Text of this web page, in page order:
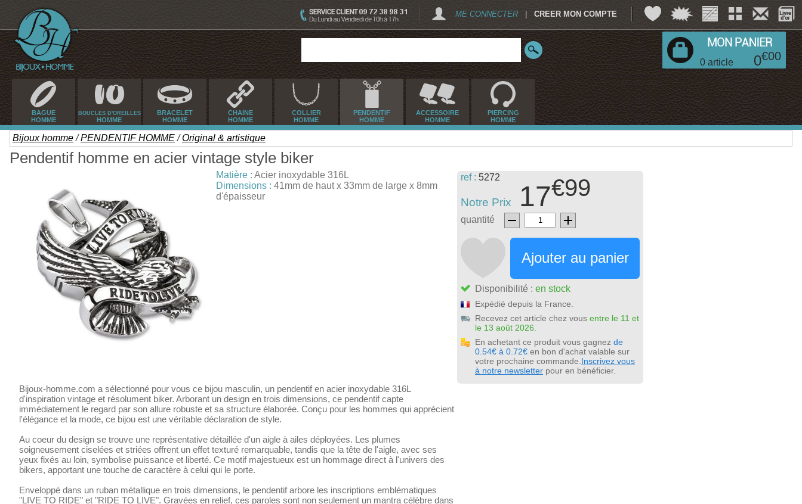
0 article 0€00
ME CONNECTER CREER MON COMPTE
BAGUE
HOMME
BOUCLES D'OREILLES
HOMME
BRACELET
HOMME
CHAINE
HOMME
COLLIER
HOMME
PENDENTIF
HOMME
ACCESSOIRE
HOMME
PIERCING
HOMME
Bijoux homme/PENDENTIF HOMME/Original & artistique
Pendentif homme en acier vintage style biker
ref : 5272
Notre Prix 17€99
quantité
Ajouter au panier
Disponibilité : en stock
Expédié depuis la France.
Recevez cet article chez vous entre le 11 et
le 13 août 2026.
En achetant ce produit vous gagnez de
0.54€ à 0.72€ en bon d'achat valable sur
votre prochaine commande. Inscrivez vous
à notre newsletter pour en bénéficier.
Matière : Acier inoxydable 316L
Dimensions : 41mm de haut x 33mm de large x 8mm
d'épaisseur
Bijoux-homme.com a sélectionné pour vous ce bijou masculin, un pendentif en acier inoxydable 316L
d'inspiration vintage et résolument biker. Arborant un design en trois dimensions, ce pendentif capte
immédiatement le regard par son allure robuste et sa structure élaborée. Conçu pour les hommes qui apprécient
l'élégance et la mode, ce bijou est une véritable déclaration de style.
Au coeur du design se trouve une représentative détaillée d'un aigle à ailes déployées. Les plumes
soigneusement ciselées et striées offrent un effet texturé remarquable, tandis que la tête de l'aigle, avec ses
yeux fixés au loin, symbolise puissance et liberté. Ce motif majestueux est un hommage direct à l'univers des
bikers, apportant une touche de caractère à celui qui le porte.
Enveloppé dans un ruban métallique en trois dimensions, le pendentif arbore les inscriptions emblématiques
"LIVE TO RIDE" et "RIDE TO LIVE". Gravées en relief, ces paroles sont non seulement un mantra célèbre dans